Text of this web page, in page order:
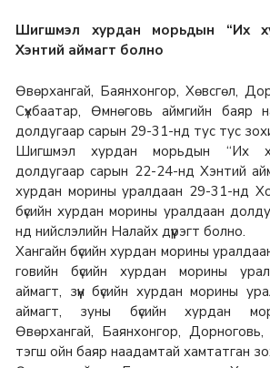
Шигшмэл хурдан морьдын “Их
Хэнтий аймагт болно
Өвөрхангай, Баянхонгор, Хөвсгөл,
Сүхбаатар, Өмнөговь аймгийн баяр
долдугаар сарын 29-31-нд тус тус
Шигшмэл хурдан морьдын “Их
долдугаар сарын 22-24-нд Хэнтий
хурдан морины уралдаан 29-31-нд
бүсийн хурдан морины уралдаан
нд нийслэлийн Налайх дүүрэгт болно.
Хангайн бүсийн хурдан морины
говийн бүсийн хурдан морины
аймагт, зүүн бүсийн хурдан морины
аймагт, зуны бүсийн хурдан
Өвөрхангай, Баянхонгор,
тэгш ойн баяр наадамтай хамтатган